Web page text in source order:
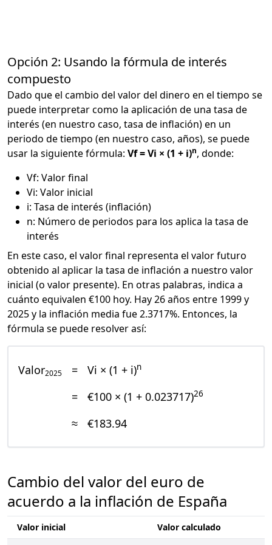
Opción 2: Usando la fórmula de interés
compuesto
Dado que el cambio del valor del dinero en el tiempo se
puede interpretar como la aplicación de una tasa de
interés (en nuestro caso, tasa de inflación) en un
periodo de tiempo (en nuestro caso, años), se puede
usar la siguiente fórmula: Vf = Vi × (1 + i)n, donde:
Vf: Valor final
Vi: Valor inicial
i: Tasa de interés (inflación)
n: Número de periodos para los aplica la tasa de
interés
En este caso, el valor final representa el valor futuro
obtenido al aplicar la tasa de inflación a nuestro valor
inicial (o valor presente). En otras palabras, indica a
cuánto equivalen €100 hoy. Hay 26 años entre 1999 y
2025 y la inflación media fue 2.3717%. Entonces, la
fórmula se puede resolver así:
Valor2025 = Vi × (1 + i)n
= €100 × (1 + 0.023717)26
≈ €183.94
Cambio del valor del euro de
acuerdo a la inflación de España
Valor inicial Valor calculado